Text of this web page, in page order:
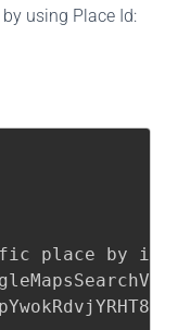
using Place Id:
place by id